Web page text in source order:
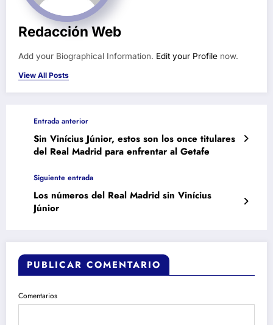
Redacción Web
Add your Biographical Information. Edit your Profile now.
View All Posts
Entrada anterior
Sin Vinícius Júnior, estos son los once titulares
del Real Madrid para enfrentar al Getafe
Siguiente entrada
Los números del Real Madrid sin Vinícius
Júnior
PUBLICAR COMENTARIO
Comentarios